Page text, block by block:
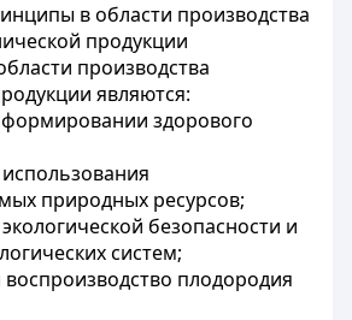
в области производства
продукции
производства
являются:
формировании здорового
природных ресурсов;
безопасности и
систем;
плодородия